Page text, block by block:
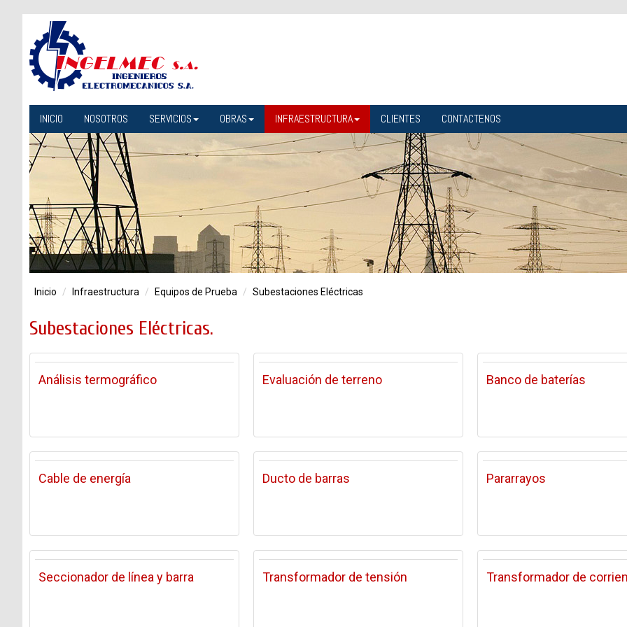
INICIO NOSOTROS SERVICIOS OBRAS INFRAESTRUCTURA CLIENTES CONTACTENOS
Inicio Infraestructura Equipos de Prueba Subestaciones Eléctricas
Subestaciones Eléctricas.
Análisis termográfico Evaluación de terreno Banco de baterías
Cable de energía Ducto de barras Pararrayos
Seccionador de línea y barra Transformador de tensión Transformador de